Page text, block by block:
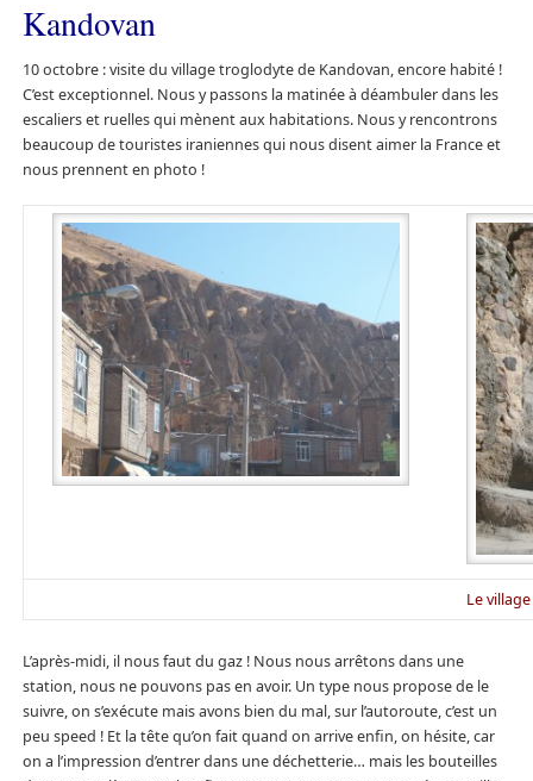
Kandovan
10 octobre : visite du village troglodyte de Kandovan, encore habité !
C’est exceptionnel. Nous y passons la matinée à déambuler dans les
escaliers et ruelles qui mènent aux habitations. Nous y rencontrons
beaucoup de touristes iraniennes qui nous disent aimer la France et
nous prennent en photo !
Le
L’après-midi, il nous faut du gaz ! Nous nous arrêtons dans une
station, nous ne pouvons pas en avoir. Un type nous propose de le
suivre, on s’exécute mais avons bien du mal, sur l’autoroute, c’est un
peu speed ! Et la tête qu’on fait quand on arrive enfin, on hésite, car
on a l’impression d’entrer dans une déchetterie… mais les bouteilles